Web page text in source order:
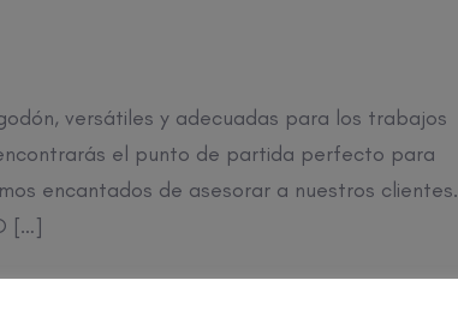
versátiles y adecuadas para los trabajos
el punto de partida perfecto para
encantados de asesorar a nuestros clientes.
[…]